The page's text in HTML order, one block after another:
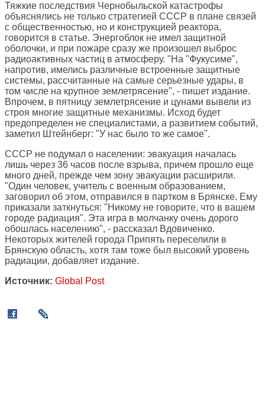
Тяжкие последствия Чернобыльской катастрофы
объяснялись не только стратегией СССР в плане связей
с общественностью, но и конструкцией реактора,
говорится в статье. Энергоблок не имел защитной
оболочки, и при пожаре сразу же произошел выброс
радиоактивных частиц в атмосферу. "На "Фукусиме",
напротив, имелись различные встроенные защитные
системы, рассчитанные на самые серьезные удары, в
том числе на крупное землетрясение", - пишет издание.
Впрочем, в пятницу землетрясение и цунами вывели из
строя многие защитные механизмы. Исход будет
предопределен не специалистами, а развитием событий,
заметил Штейнберг: "У нас было то же самое".
СССР не подумал о населении: эвакуация началась
лишь через 36 часов после взрыва, причем прошло еще
много дней, прежде чем зону эвакуации расширили.
"Один человек, учитель с военным образованием,
заговорил об этом, отправился в партком в Брянске. Ему
приказали заткнуться: "Никому не говорите, что в вашем
городе радиация". Эта игра в молчанку очень дорого
обошлась населению", - рассказал Вдовиченко.
Некоторых жителей города Припять переселили в
Брянскую область, хотя там тоже был высокий уровень
радиации, добавляет издание.
Источник: Global Post